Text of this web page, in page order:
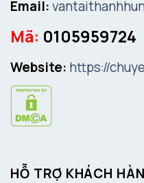
Email:
Mã: 0105959724
Website: https://
HỖ TRỢ KHÁCH